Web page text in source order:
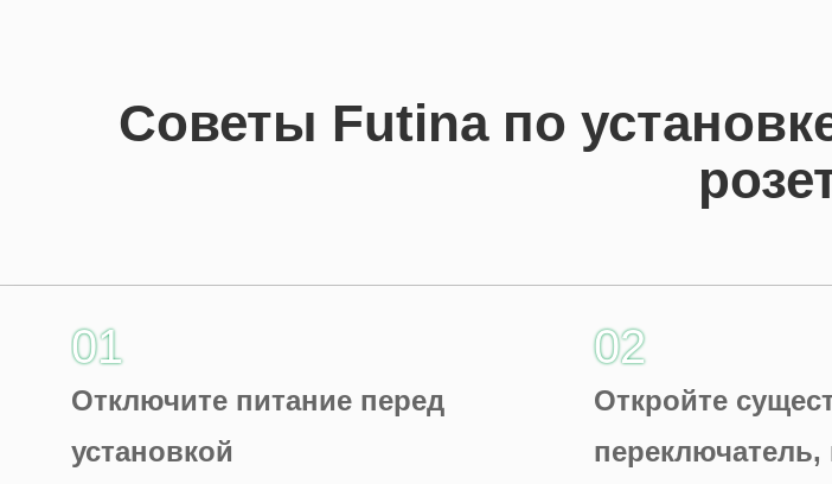
Советы Futina по
01
Отключите питание перед
установкой
02
Откройте
переключатель,